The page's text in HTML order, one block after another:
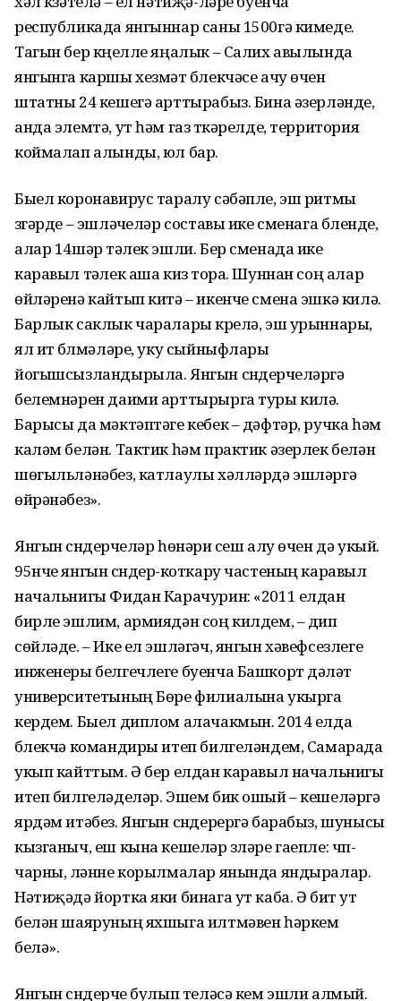
республикада янгыннар саны 1500гә кимеде.
Тагын бер күңелле яңалык – Салих авылында
янгынга каршы хезмәт бүлекчәсе ачу өчен
штатны 24 кешегә арттырабыз. Бина әзерләнде,
анда элемтә, ут һәм газ үткәрелде, территория
коймалап алынды, юл бар.
Быел коронавирус таралу сәбәпле, эш ритмы
үзгәрде – эшләүчеләр составы ике сменага бүленде,
алар 14шәр тәүлек эшли. Бер сменада ике
каравыл тәүлек аша кизү тора. Шуннан соң алар
өйләренә кайтып китә – икенче смена эшкә килә.
Барлык саклык чаралары күрелә, эш урыннары,
ял итү бүлмәләре, уку сыйныфлары
йогышсызландырыла. Янгын сүндерүчеләргә
белемнәрен даими арттырырга туры килә.
Барысы да мәктәптәге кебек – дәфтәр, ручка һәм
каләм белән. Тактик һәм практик әзерлек белән
шөгыльләнәбез, катлаулы хәлләрдә эшләргә
өйрәнәбез».
Янгын сүндерүчеләр һөнәри үсеш алу өчен дә укый.
95нче янгын сүндерү-коткару частеның каравыл
начальнигы Фидан Карачурин: «2011 елдан
бирле эшлим, армиядән соң килдем, – дип
сөйләде. – Ике ел эшләгәч, янгын хәвефсезлеге
инженеры белгечлеге буенча Башкорт дәүләт
университетының Бөре филиалына укырга
кердем. Быел диплом алачакмын. 2014 елда
бүлекчә командиры итеп билгеләндем, Самарада
укып кайттым. Ә бер елдан каравыл начальнигы
итеп билгеләделәр. Эшем бик ошый – кешеләргә
ярдәм итәбез. Янгын сүндерергә барабыз, шунысы
кызганыч, еш кына кешеләр үзләре гаепле: чүп-
чарны, үләнне корылмалар янында яндыралар.
Нәтиҗәдә йортка яки бинага ут каба. Ә бит ут
белән шаяруның яхшыга илтмәвен һәркем
белә».
Янгын сүндерүче булып теләсә кем эшли алмый.